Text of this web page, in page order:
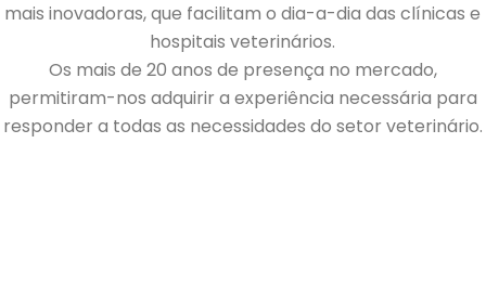
mais inovadoras, que facilitam o dia-a-dia das clínicas e
hospitais veterinários.
Os mais de 20 anos de presença no mercado,
permitiram-nos adquirir a experiência necessária para
responder a todas as necessidades do setor veterinário.